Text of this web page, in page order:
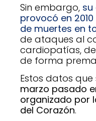
Sin embargo, su
provocó en
de muertes en
de ataques al
cardiopatías, de
de forma
Estos datos
marzo pasado
organizado por
del Corazón.